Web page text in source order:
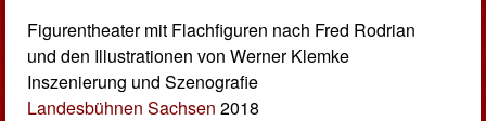
Figurentheater mit Flachfiguren nach Fred Rodrian
und den Illustrationen von Werner Klemke
Inszenierung und Szenografie
Landesbühnen Sachsen 2018